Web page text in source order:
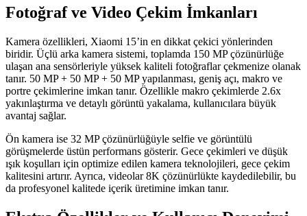
Fotoğraf ve Video Çekim İmkanları
Kamera özellikleri, Xiaomi 15’in en dikkat çekici yönlerinden
biridir. Üçlü arka kamera sistemi, toplamda 150 MP çözünürlüğe
ulaşan ana sensörleriyle yüksek kaliteli fotoğraflar çekmenize olanak
tanır. 50 MP + 50 MP + 50 MP yapılanması, geniş açı, makro ve
portre çekimlerine imkan tanır. Özellikle makro çekimlerde 2.6x
yakınlaştırma ve detaylı görüntü yakalama, kullanıcılara büyük
avantaj sağlar.
Ön kamera ise 32 MP çözünürlüğüyle selfie ve görüntülü
görüşmelerde üstün performans gösterir. Gece çekimleri ve düşük
ışık koşulları için optimize edilen kamera teknolojileri, gece çekim
kalitesini artırır. Ayrıca, videolar 8K çözünürlükte kaydedilebilir, bu
da profesyonel kalitede içerik üretimine imkan tanır.